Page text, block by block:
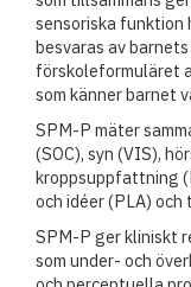
sensoriska funktion
besvaras av
förskoleformuläret
som känner barnet
SPM-P mäter
(SOC), syn (VIS),
kroppsuppfattning
och idéer (PLA)
SPM-P ger kliniskt
som under- och